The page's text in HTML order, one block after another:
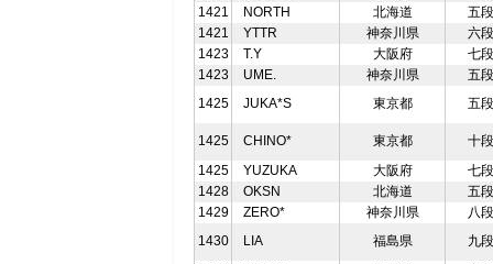
1421
NORTH 北海道
五段
1421
YTTR 神奈川県
六段
1423
T.Y 大阪府
七段
1423
UME. 神奈川県
五段
1425
JUKA*S 東京都 五段
1425 CHINO* 東京都
十段
1425
YUZUKA 大阪府
七段
1428
OKSN 北海道
五段
1429
ZERO* 神奈川県
八段
1430
LIA 福島県
九段